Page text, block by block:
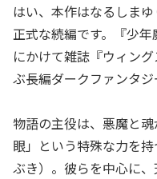
はい、本作はなるしま
正式な続編です。『少
にかけて雑誌『ウィン
ぶ長編ダークファンタジ
物語の主役は、悪魔と
眼」という特殊な力を
ぶき）。彼らを中心に